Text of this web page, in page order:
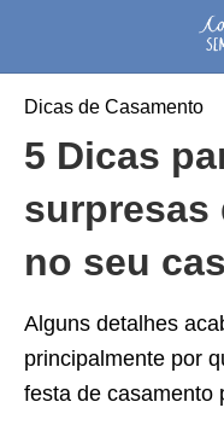
Dicas de Casamento
5 Dicas
surpresas
no seu
Alguns detalhes
principalmente por
festa de casamento